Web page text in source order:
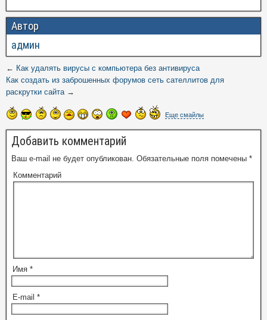
Автор
админ
← Как удалять вирусы с компьютера без антивируса
Как создать из заброшенных форумов сеть сателлитов для
раскрутки сайта→
Еще смайлы
Добавить комментарий
Ваш e-mail не будет опубликован. Обязательные поля помечены *
Комментарий
Имя *
E-mail *